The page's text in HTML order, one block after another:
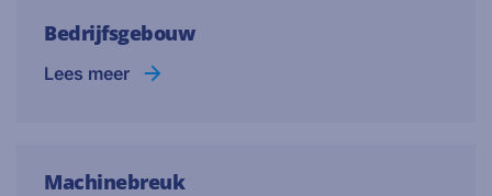
Bedrijfsgebouw
Lees meer
Machinebreuk